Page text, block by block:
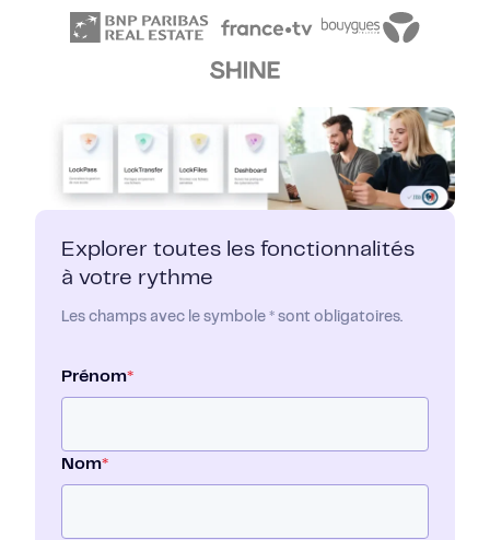
Explorer toutes les fonctionnalités
à votre rythme
Les champs avec le symbole * sont obligatoires.
Prénom*
Nom*